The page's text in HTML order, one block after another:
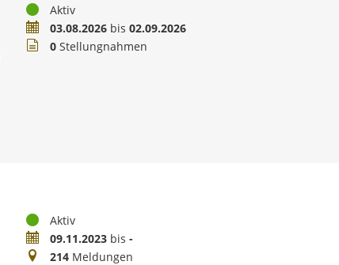
StatusAktiv
Zeitraum03.08.2026 bis02.09.2026
Stellungnahmen
0 Stellungnahmen
StatusAktiv
Zeitraum09.11.2023 bis-
Meldungen
214 Meldungen